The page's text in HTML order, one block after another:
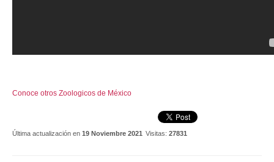
Conoce otros Zoologicos de México
Última actualización en 19 Noviembre 2021 Visitas: 27831